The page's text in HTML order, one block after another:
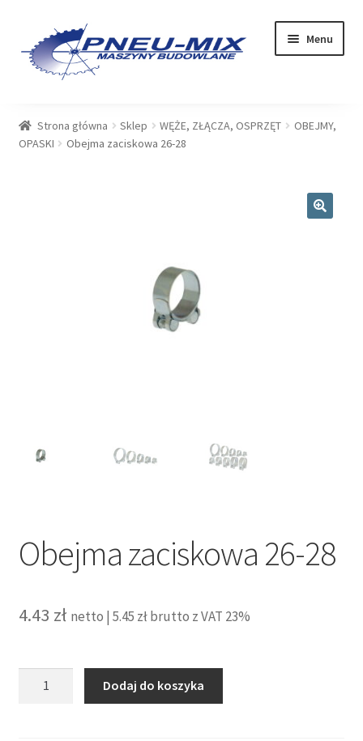
Przejdź
do
nawigacji
Przejdź
do
treści
Menu
USŁUGI
Strona główna Sklep WĘŻE, ZŁĄCZA, OSPRZĘT
OBEJMY,
OPASKI
Obejma zaciskowa 26-28
Obejma zaciskowa 26-28
4.43 zł netto | 5.45 złbrutto z VAT 23%
Dodaj do koszyka